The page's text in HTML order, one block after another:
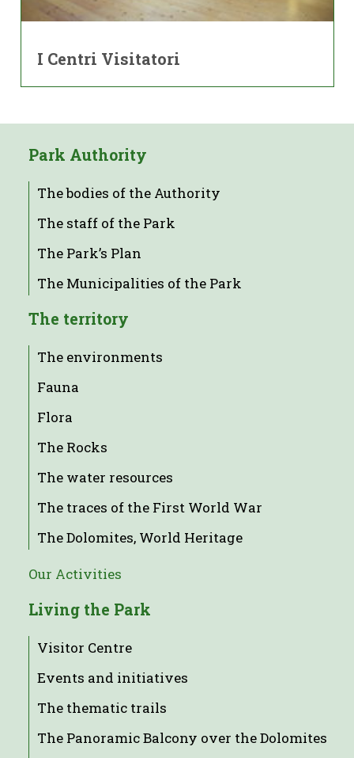
I Centri Visitatori
Park Authority
The bodies of the Authority
The staff of the Park
The Park’s Plan
The Municipalities of the Park
The territory
The environments
Fauna
Flora
The Rocks
The water resources
The traces of the First World War
The Dolomites, World Heritage
Our Activities
Living the Park
Visitor Centre
Events and initiatives
The thematic trails
The Panoramic Balcony over the Dolomites